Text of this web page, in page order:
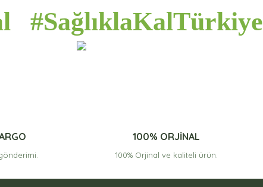
#SağlıklaKalTürkiye
100% ORJİNAL
100% Orjinal ve kaliteli ürün.